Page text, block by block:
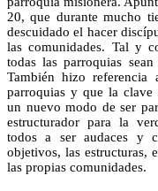
20, que durante mucho
descuidado el hacer
las comunidades. Tal y
todas las parroquias sean
También hizo
parroquias y que la clave
un nuevo modo de ser
estructurador para la
todos a ser audaces y
objetivos, las estructuras,
las propias comunidades.